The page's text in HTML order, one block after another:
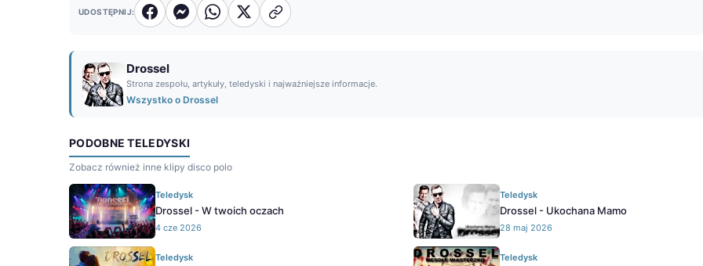
UDOSTĘPNIJ:
Drossel
Strona zespołu, artykuły, teledyski i najważniejsze informacje.
Wszystko o Drossel
PODOBNE TELEDYSKI
Zobacz również inne klipy disco polo
Teledysk
Drossel - W twoich oczach
4 cze 2026
Teledysk
Drossel - Ukochana Mamo
28 maj 2026
Teledysk Teledysk